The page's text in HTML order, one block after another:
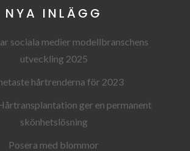
NYA INLÄGG
sociala medier modellbranschens
utveckling 2025
hårtrenderna för 2023
ger en permanent
skönhetslösning
Posera med blommor